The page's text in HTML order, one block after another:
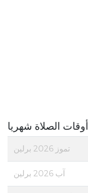
أوقات الصلاة شهريا
تموز 2026 برلين
آب 2026 برلين